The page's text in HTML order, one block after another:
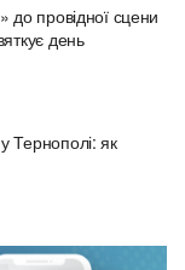
до провідної сцени
день
Тернополі: як